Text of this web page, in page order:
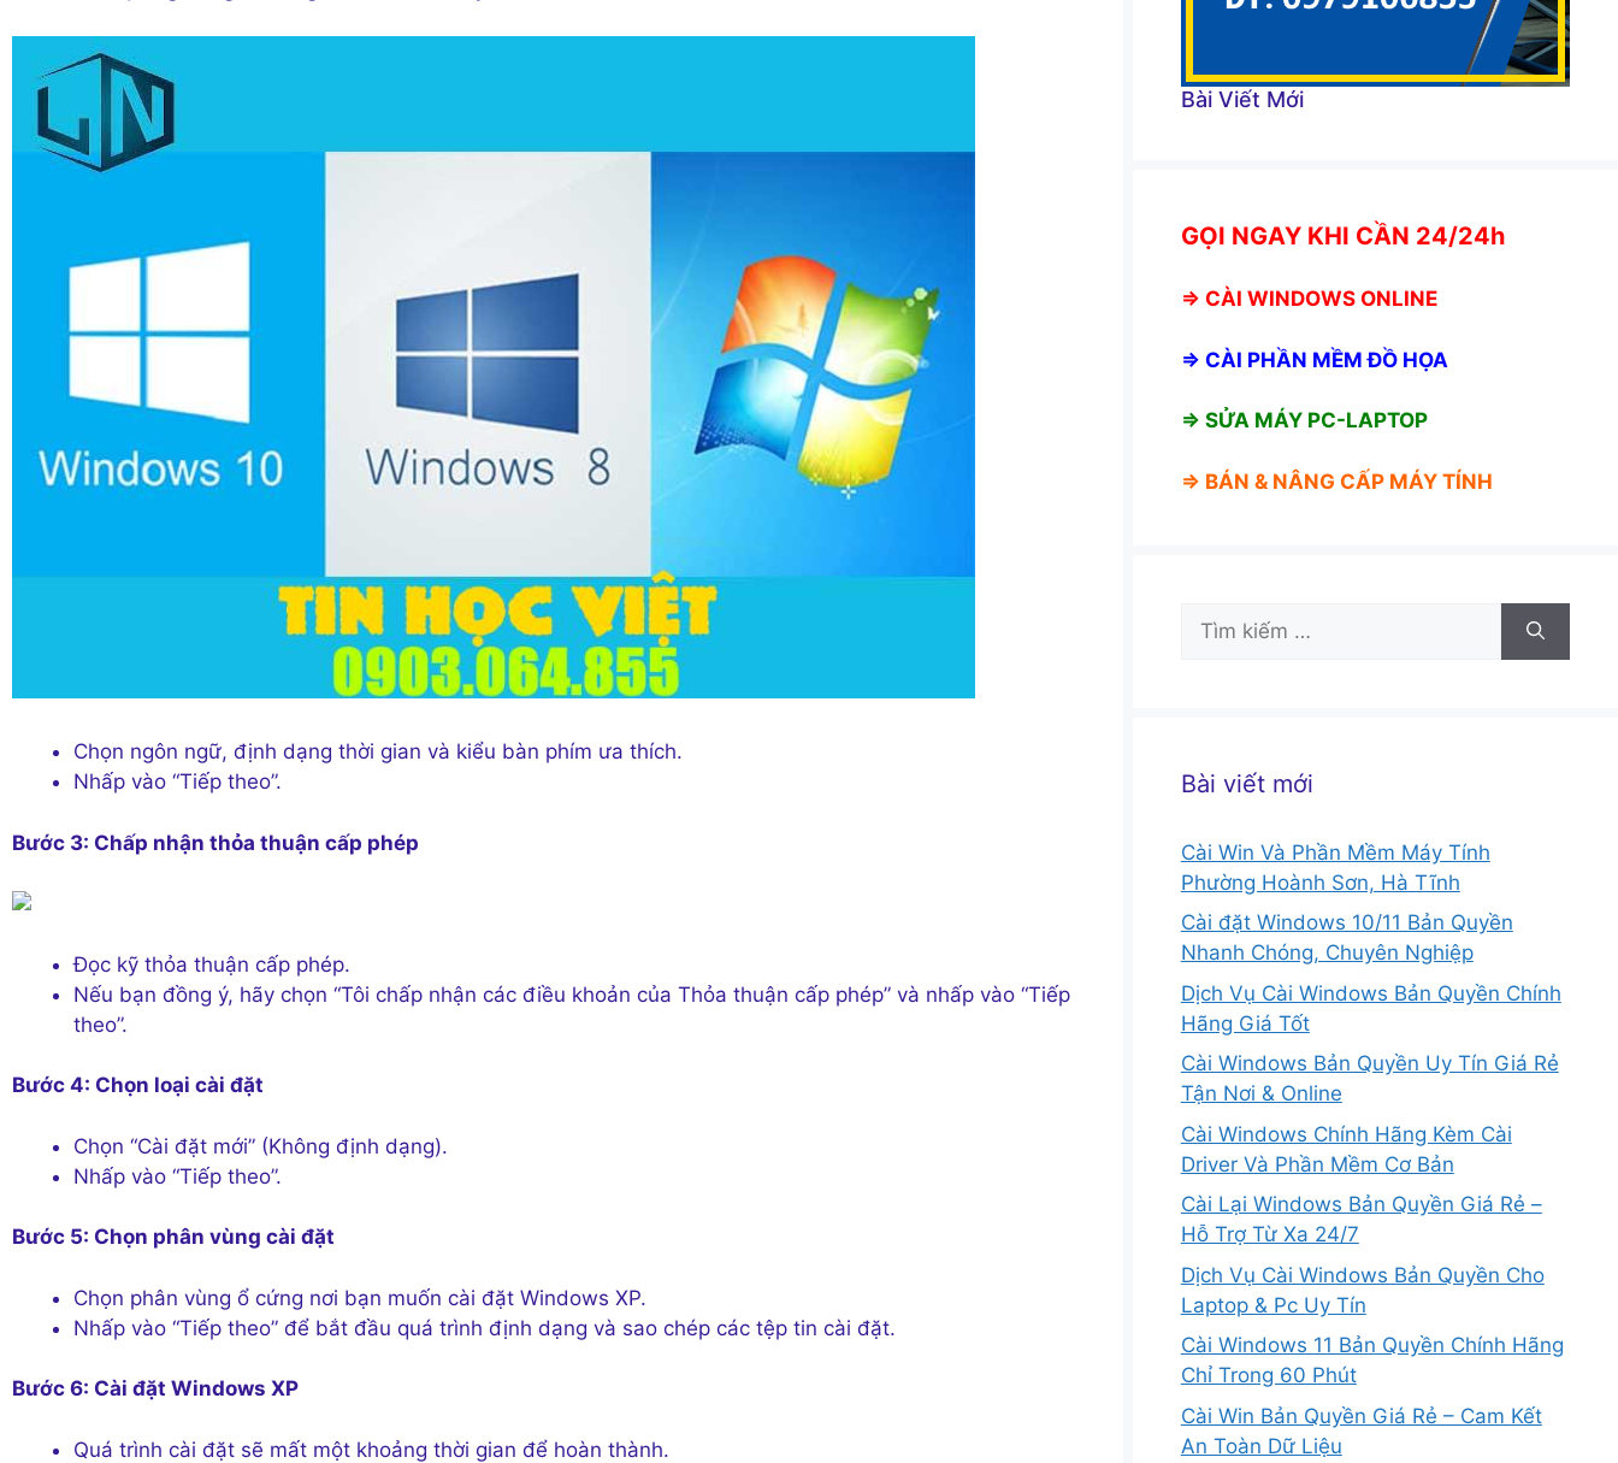
Chọn ngôn ngữ, định dạng thời gian và kiểu bàn phím ưa thích.
Nhấp vào “Tiếp theo”.
Bước 3: Chấp nhận thỏa thuận cấp phép
Đọc kỹ thỏa thuận cấp phép.
Nếu bạn đồng ý, hãy chọn “Tôi chấp nhận các điều khoản của Thỏa thuận cấp phép” và nhấp vào “Tiếp
theo”.
Bước 4: Chọn loại cài đặt
Chọn “Cài đặt mới” (Không định dạng).
Nhấp vào “Tiếp theo”.
Bước 5: Chọn phân vùng cài đặt
Chọn phân vùng ổ cứng nơi bạn muốn cài đặt Windows XP.
Nhấp vào “Tiếp theo” để bắt đầu quá trình định dạng và sao chép các tệp tin cài đặt.
Bước 6: Cài đặt Windows XP
Quá trình cài đặt sẽ mất một khoảng thời gian để hoàn thành.
Bài Viết Mới
GỌI NGAY KHI CẦN 24/24h
⇒ CÀI WINDOWS ONLINE
⇒ CÀI PHẦN MỀM ĐỒ HỌA
⇒ SỬA MÁY PC-LAPTOP
⇒ BÁN & NÂNG CẤP MÁY TÍNH
Tìm
kiếm
Bài viết mới
Cài Win Và Phần Mềm Máy Tính
Phường Hoành Sơn, Hà Tĩnh
Cài đặt Windows 10/11 Bản Quyền
Nhanh Chóng, Chuyên Nghiệp
Dịch Vụ Cài Windows Bản Quyền Chính
Hãng Giá Tốt
Cài Windows Bản Quyền Uy Tín Giá Rẻ
Tận Nơi & Online
Cài Windows Chính Hãng Kèm Cài
Driver Và Phần Mềm Cơ Bản
Cài Lại Windows Bản Quyền Giá Rẻ –
Hỗ Trợ Từ Xa 24/7
Dịch Vụ Cài Windows Bản Quyền Cho
Laptop & Pc Uy Tín
Cài Windows 11 Bản Quyền Chính Hãng
Chỉ Trong 60 Phút
Cài Win Bản Quyền Giá Rẻ – Cam Kết
An Toàn Dữ Liệu